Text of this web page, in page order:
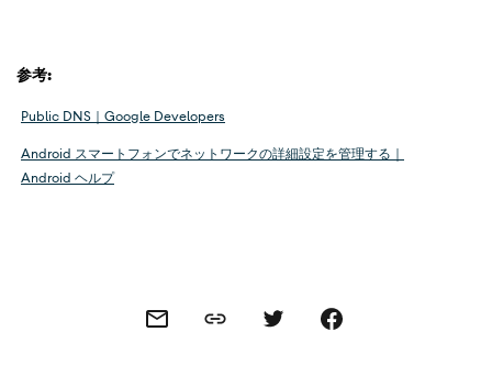
参考:
Public DNS｜Google Developers
Android スマートフォンでネットワークの詳細設定を管理する｜
Android ヘルプ
Share this via email
Share this linkShare this via Twitter
Share this on Facebook